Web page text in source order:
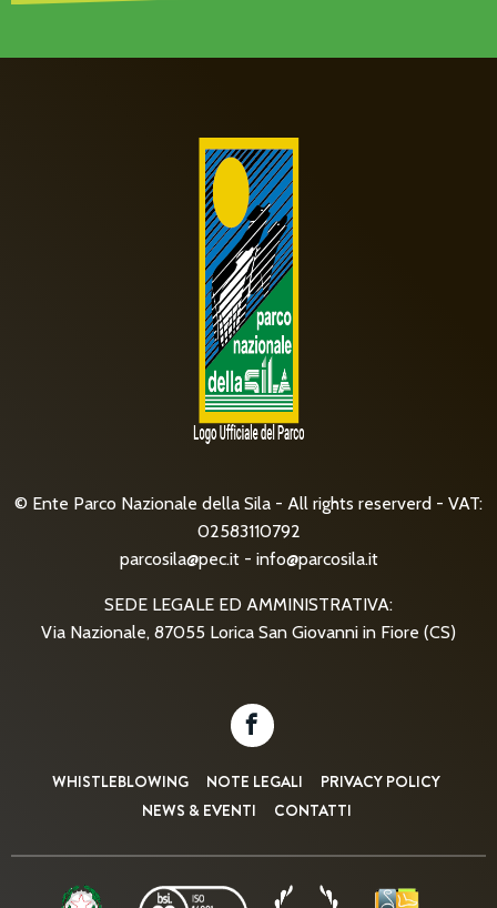
© Ente Parco Nazionale della Sila - All rights reserverd - VAT:
02583110792
parcosila@pec.it- info@parcosila.it
SEDE LEGALE ED AMMINISTRATIVA:
Via Nazionale, 87055 Lorica San Giovanni in Fiore (CS)
WHISTLEBLOWING NOTE LEGALI
PRIVACY POLICY
NEWS & EVENTI
CONTATTI